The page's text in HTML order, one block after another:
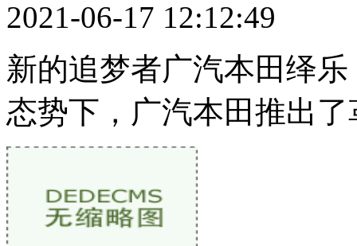
2021-06-17 12:12:49
新的追梦者广汽本田绎
态势下，广汽本田推出